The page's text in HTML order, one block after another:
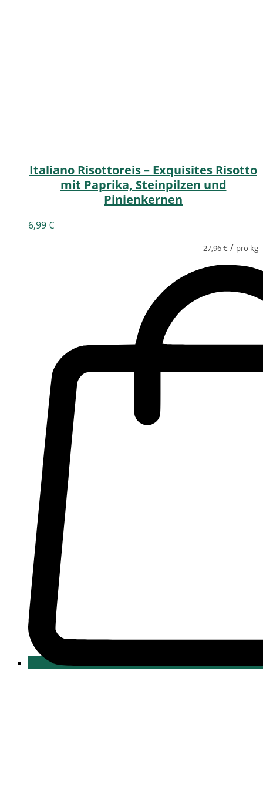
Italiano Risottoreis – Exquisites Risotto
mit Paprika, Steinpilzen und
Pinienkernen
6,99€
27,96€ / pro kg